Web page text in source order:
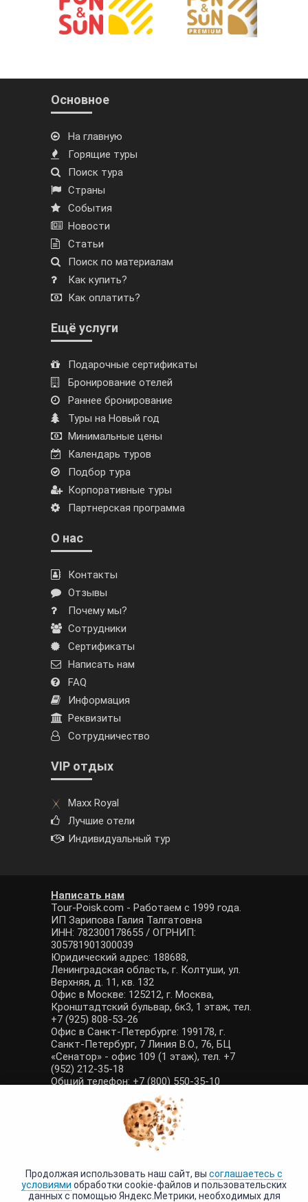
Основное
На главную
Горящие туры
Поиск тура
Страны
События
Новости
Статьи
Поиск по материалам
Как купить?
Как оплатить?
Ещё услуги
Подарочные сертификаты
Бронирование отелей
Раннее бронирование
Туры на Новый год
Минимальные цены
Календарь туров
Подбор тура
Корпоративные туры
Партнерская программа
О нас
Контакты
Отзывы
Почему мы?
Сотрудники
Сертификаты
Написать нам
FAQ
Информация
Реквизиты
Сотрудничество
VIP отдых
Maxx Royal
Лучшие отели
Индивидуальный тур
Написать нам
Tour-Poisk.com - Работаем с 1999 года.
ИП Зарипова Галия Талгатовна
ИНН: 782300178655 / ОГРНИП:
305781901300039
Юридический адрес: 188688,
Ленинградская область, г. Колтуши, ул.
Верхняя, д. 11, кв. 132
Офис в Москве: 125212, г. Москва,
Кронштадтский бульвар, 6к3, 1 этаж, тел.
+7 (925) 808-53-26
Офис в Санкт-Петербурге: 199178, г.
Санкт-Петербург, 7 Линия В.О., 76, БЦ
«Сенатор» - офис 109 (1 этаж), тел. +7
(952) 212-35-18
Общий телефон: +7 (800) 550-35-10
E-mail: manager@tour-poisk.com (общие
вопросы), admin@tour-poisk.com (жалобы)
Номер в Общероссийском реестре
туристических агентств: РТА 0003424
Политика конфиденциальности
Продолжая использовать наш сайт, вы соглашаетесь с
условиями обработки cookie-файлов и пользовательских
данных с помощью Яндекс.Метрики, необходимых для